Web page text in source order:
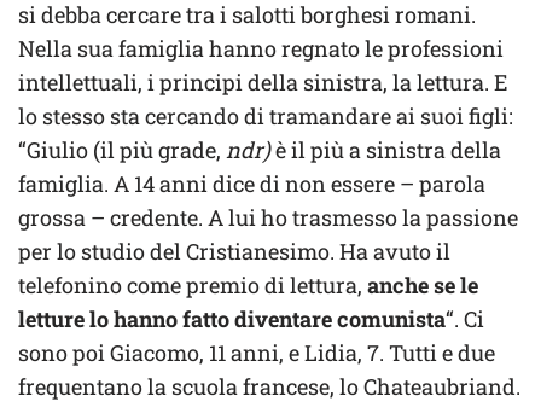
si debba cercare tra i salotti borghesi romani.
Nella sua famiglia hanno regnato le professioni
intellettuali, i principi della sinistra, la lettura. E
lo stesso sta cercando di tramandare ai suoi figli:
“Giulio (il più grade, ndr)è il più a sinistra della
famiglia. A 14 anni dice di non essere – parola
grossa – credente. A lui ho trasmesso la passione
per lo studio del Cristianesimo. Ha avuto il
telefonino come premio di lettura, anche se le
letture lo hanno fatto diventare comunista“. Ci
sono poi Giacomo, 11 anni, e Lidia, 7. Tutti e due
frequentano la scuola francese, lo Chateaubriand.